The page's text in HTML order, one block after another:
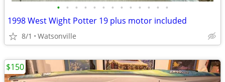
• • • • • • • • • • • • •
1998 West Wight Potter 19 plus motor included
8/1 Watsonville
$150